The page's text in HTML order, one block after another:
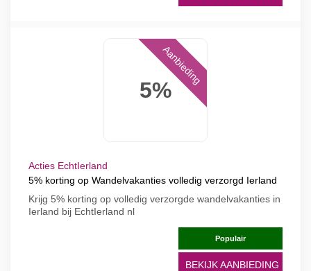
5%
Aanbieding
Acties EchtIerland
5% korting op Wandelvakanties volledig verzorgd Ierland
Krijg 5% korting op volledig verzorgde wandelvakanties in
Ierland bij EchtIerland nl
Populair
BEKIJK AANBIEDING